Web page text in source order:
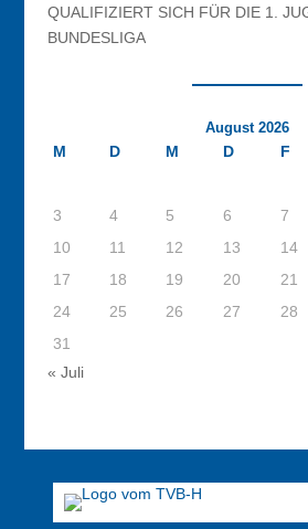
QUALIFIZIERT SICH FÜR DIE 1.
BUNDESLIGA
August 2026
M D M D F
3
4 5 6 7
10
11 12 13 14
17
18 19 20 21
24
25 26 27 28
31
« Juli